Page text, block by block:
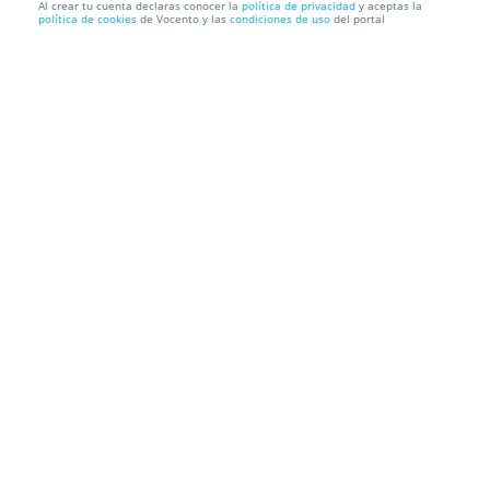
Entrada para UB40 en Marbella Arena el 16 de julio
Al crear tu cuenta declaras conocer la política de privacidad y aceptas la
política de cookies de Vocento y las condiciones de uso del portal